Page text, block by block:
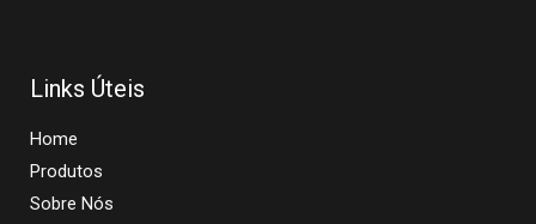
Links Úteis
Home
Produtos
Sobre Nós